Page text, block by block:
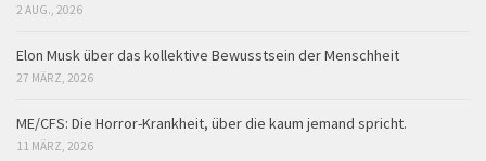
2 AUG., 2026
Elon Musk über das kollektive Bewusstsein der Menschheit
27 MÄRZ, 2026
ME/CFS: Die Horror-Krankheit, über die kaum jemand spricht.
11 MÄRZ, 2026